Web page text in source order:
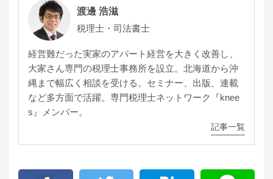
渡邊 浩滋
税理士・司法書士
経営難だった実家のアパート経営を大きく改善し、
大家さん専門の税理士事務所を設立。北海道から沖
縄まで幅広く相談を受ける。セミナー、出版、連載
など多方面で活躍。専門税理士ネットワーク『knee
s』メンバー。
記事一覧